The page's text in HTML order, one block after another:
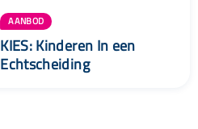
AANBOD
KIES: Kinderen In een
Echtscheiding